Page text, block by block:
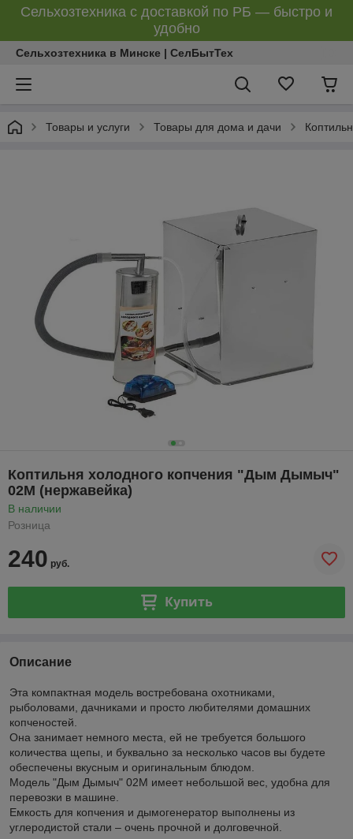
Сельхозтехника с доставкой по РБ — быстро и
удобно
Сельхозтехника в Минске | СелБытТех
Товары и услуги Товары для дома и дачи
Коптильня холодного копчения "Дым Дымыч"
02М (нержавейка)
В наличии
Розница
240 руб.
Купить
Описание
Эта компактная модель востребована охотниками,
рыболовами, дачниками и просто любителями домашних
копченостей.
Она занимает немного места, ей не требуется большого
количества щепы, и буквально за несколько часов вы будете
обеспечены вкусным и оригинальным блюдом.
Модель "Дым Дымыч" 02М имеет небольшой вес, удобна для
перевозки в машине.
Емкость для копчения и дымогенератор выполнены из
углеродистой стали – очень прочной и долговечной.